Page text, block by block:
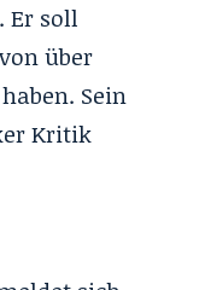
Er soll
über
Sein
Kritik